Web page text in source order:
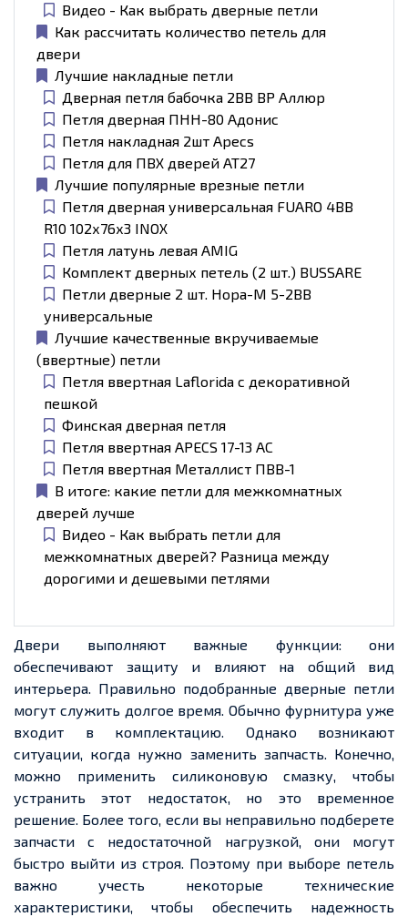
Видео - Как выбрать дверные петли
Как рассчитать количество петель для
двери
Лучшие накладные петли
Дверная петля бабочка 2BB BP Аллюр
Петля дверная ПНН-80 Адонис
Петля накладная 2шт Apecs
Петля для ПВХ дверей АТ27
Лучшие популярные врезные петли
Петля дверная универсальная FUARO 4BB
R10 102х76х3 INOX
Петля латунь левая AMIG
Комплект дверных петель (2 шт.) BUSSARE
Петли дверные 2 шт. Нора-М 5-2ВВ
универсальные
Лучшие качественные вкручиваемые
(ввертные) петли
Петля ввертная Laflorida с декоративной
пешкой
Финская дверная петля
Петля ввертная APECS 17-13 AC
Петля ввертная Металлист ПВВ-1
В итоге: какие петли для межкомнатных
дверей лучше
Видео - Как выбрать петли для
межкомнатных дверей? Разница между
дорогими и дешевыми петлями
Двери выполняют важные функции: они
обеспечивают защиту и влияют на общий вид
интерьера. Правильно подобранные дверные петли
могут служить долгое время. Обычно фурнитура уже
входит в комплектацию. Однако возникают
ситуации, когда нужно заменить запчасть. Конечно,
можно применить силиконовую смазку, чтобы
устранить этот недостаток, но это временное
решение. Более того, если вы неправильно подберете
запчасти с недостаточной нагрузкой, они могут
быстро выйти из строя. Поэтому при выборе петель
важно учесть некоторые технические
характеристики, чтобы обеспечить надежность